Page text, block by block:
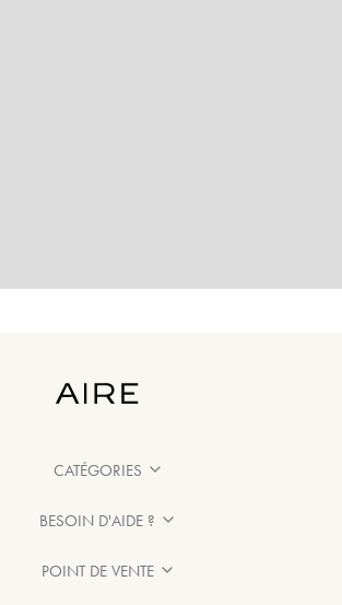
CATÉGORIES
BESOIN D'AIDE ?
POINT DE VENTE